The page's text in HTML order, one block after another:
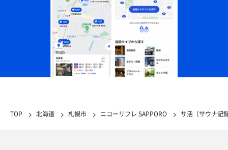
TOP 北海道 札幌市 ニコーリフレ SAPPORO サ活（サウナ記